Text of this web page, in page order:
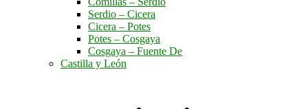
Serdio – Cicera
Cicera – Potes
Potes – Cosgaya
Cosgaya – Fuente De
Castilla y León